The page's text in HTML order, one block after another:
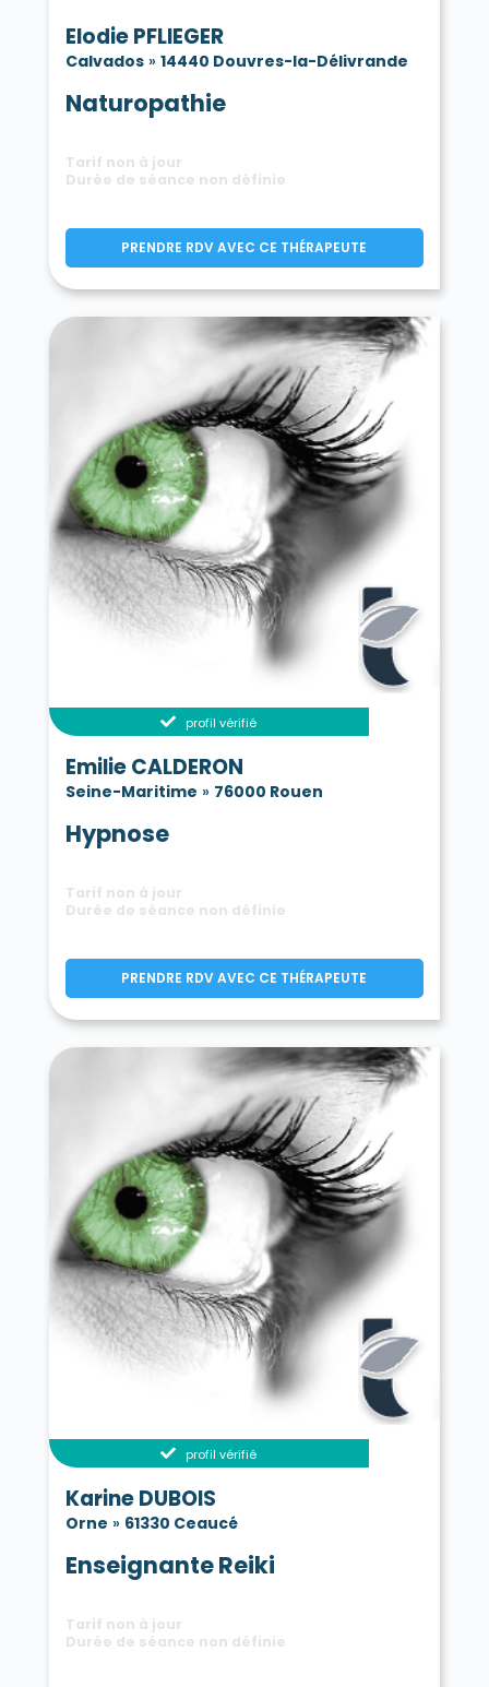
Elodie PFLIEGER
Calvados» 14440 Douvres-la-Délivrande
Naturopathie
Tarif non à jour
Durée de séance non définie
PRENDRE RDV AVEC CE THÉRAPEUTE
profil vérifié
Emilie CALDERON
Seine-Maritime » 76000 Rouen
Hypnose
Tarif non à jour
Durée de séance non définie
PRENDRE RDV AVEC CE THÉRAPEUTE
profil vérifié
Karine DUBOIS
Orne » 61330 Ceaucé
Enseignante Reiki
Tarif non à jour
Durée de séance non définie